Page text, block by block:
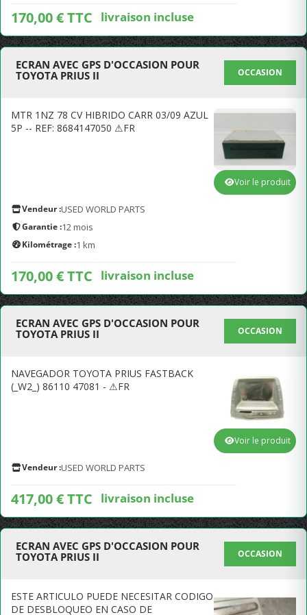
170,00 € TTC livraison incluse
ECRAN AVEC GPS D'OCCASION POUR
TOYOTA PRIUS II
OCCASION
MTR 1NZ 78 CV HIBRIDO CARR 03/09 AZUL
5P -- REF: 8684147050 ⚠FR
Vendeur :USED WORLD PARTS
Garantie :12 mois
Kilométrage :1 km
170,00 € TTC livraison incluse
Voir le produit
ECRAN AVEC GPS D'OCCASION POUR
TOYOTA PRIUS II
OCCASION
NAVEGADOR TOYOTA PRIUS FASTBACK
(_W2_) 86110 47081 - ⚠FR
Vendeur :USED WORLD PARTS
417,00 € TTC livraison incluse
Voir le produit
ECRAN AVEC GPS D'OCCASION POUR
TOYOTA PRIUS II
OCCASION
ESTE ARTICULO PUEDE NECESITAR CODIGO
DE DESBLOQUEO EN CASO DE